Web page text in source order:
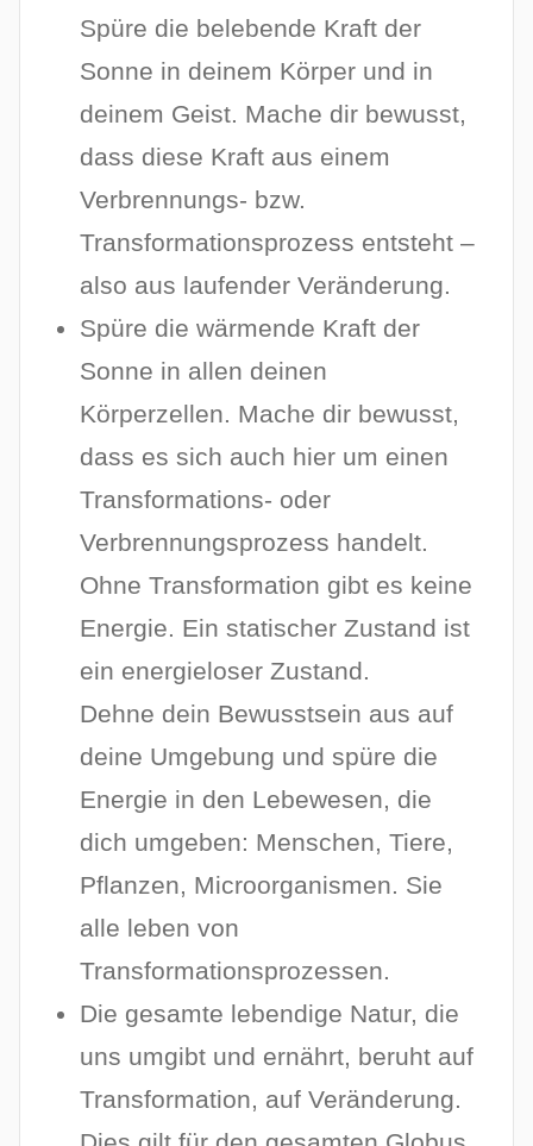
Spüre die belebende Kraft der
Sonne in deinem Körper und in
deinem Geist. Mache dir bewusst,
dass diese Kraft aus einem
Verbrennungs- bzw.
Transformationsprozess entsteht –
also aus laufender Veränderung.
Spüre die wärmende Kraft der
Sonne in allen deinen
Körperzellen. Mache dir bewusst,
dass es sich auch hier um einen
Transformations- oder
Verbrennungsprozess handelt.
Ohne Transformation gibt es keine
Energie. Ein statischer Zustand ist
ein energieloser Zustand.
Dehne dein Bewusstsein aus auf
deine Umgebung und spüre die
Energie in den Lebewesen, die
dich umgeben: Menschen, Tiere,
Pflanzen, Microorganismen. Sie
alle leben von
Transformationsprozessen.
Die gesamte lebendige Natur, die
uns umgibt und ernährt, beruht auf
Transformation, auf Veränderung.